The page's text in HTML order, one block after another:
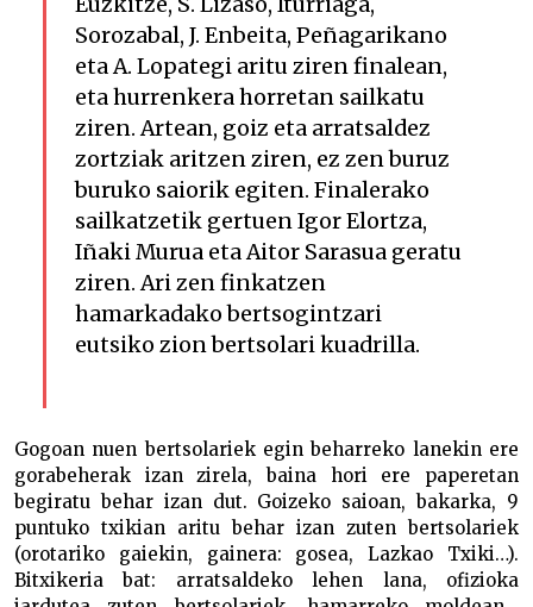
Euzkitze, S. Lizaso, Iturriaga,
Sorozabal, J. Enbeita, Peñagarikano
eta A. Lopategi aritu ziren finalean,
eta hurrenkera horretan sailkatu
ziren. Artean, goiz eta arratsaldez
zortziak aritzen ziren, ez zen buruz
buruko saiorik egiten. Finalerako
sailkatzetik gertuen Igor Elortza,
Iñaki Murua eta Aitor Sarasua geratu
ziren. Ari zen finkatzen
hamarkadako bertsogintzari
eutsiko zion bertsolari kuadrilla.
Gogoan nuen bertsolariek egin beharreko lanekin ere
gorabeherak izan zirela, baina hori ere paperetan
begiratu behar izan dut. Goizeko saioan, bakarka, 9
puntuko txikian aritu behar izan zuten bertsolariek
(orotariko gaiekin, gainera: gosea, Lazkao Txiki…).
Bitxikeria bat: arratsaldeko lehen lana, ofizioka